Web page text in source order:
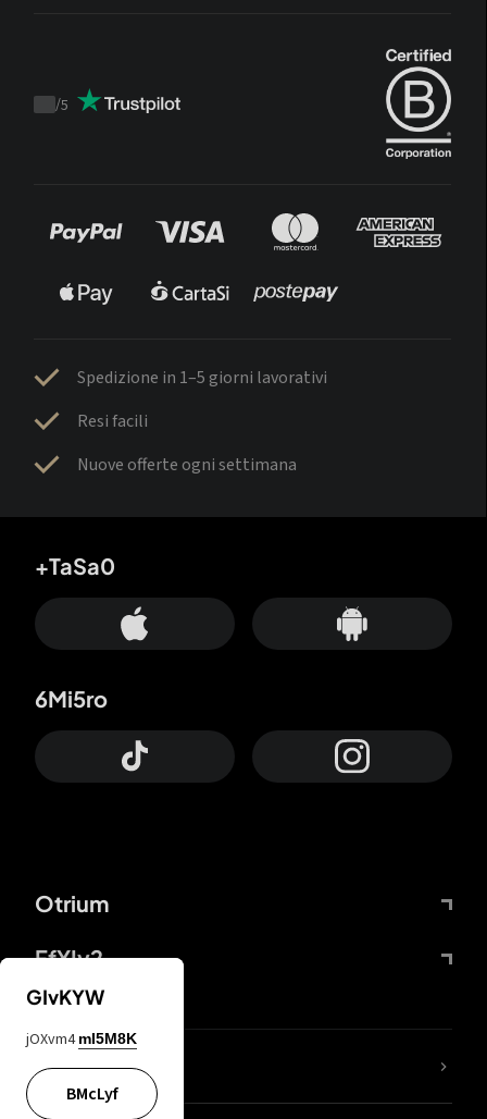
Trustpilot
/5
Spedizione in 1–5 giorni lavorativi
Resi facili
Nuove offerte ogni settimana
Otrium
FfYIy2
+TaSa0
6Mi5ro
Lj7sBL
GIvKYW
jOXvm4 mI5M8K
BMcLyf